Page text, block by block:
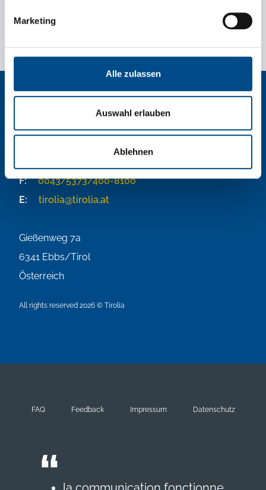
Marketing
Alle zulassen
Auswahl erlauben
Ablehnen
Tirolia Spedition Ges.m.b.H.
F:
0043/5373/400-8100
E:
tirolia@tirolia.at
Gießenweg 7a
6341 Ebbs/Tirol
Österreich
All rights reserved 2026 © Tirolia
FAQ Feedback Impressum Datenschutz